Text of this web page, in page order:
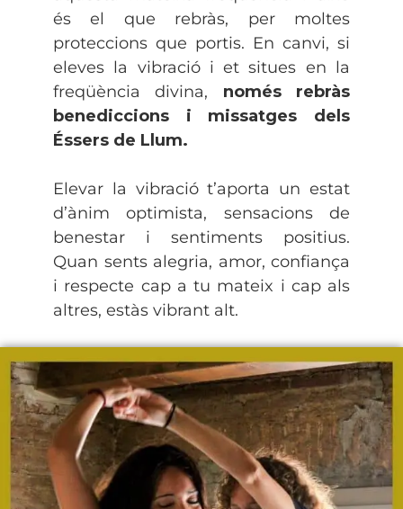
és el que rebràs, per moltes
proteccions que portis. En canvi, si
eleves la vibració i et situes en la
freqüència divina, només rebràs
benediccions i missatges dels
Éssers de Llum.
Elevar la vibració t’aporta un estat
d’ànim optimista, sensacions de
benestar i sentiments positius.
Quan sents alegria, amor, confiança
i respecte cap a tu mateix i cap als
altres, estàs vibrant alt.